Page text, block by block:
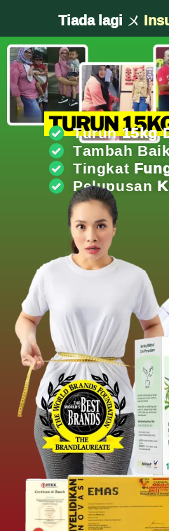
Tiada lagi ㄨ
TURUN
Turun15kg
Tambah
Tingkat
Pelupusan